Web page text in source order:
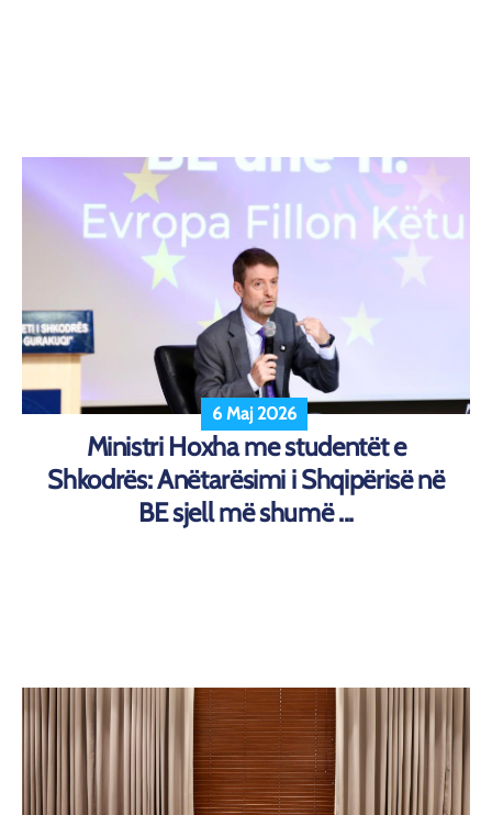
6 Maj 2026
Ministri Hoxha me studentët e
Shkodrës: Anëtarësimi i Shqipërisë në
BE sjell më shumë ...